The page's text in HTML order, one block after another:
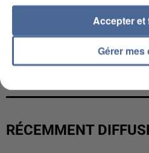
UNE TOURISTE DE L’OISE
COULÉE DE BOUE EN
RÉCEMMENT
Gérer mes
Accepter et